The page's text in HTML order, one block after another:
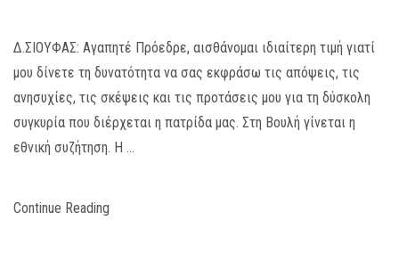
Δ.ΣΙΟΥΦΑΣ: Αγαπητέ Πρόεδρε, αισθάνομαι ιδιαίτερη τιμή γιατί
μου δίνετε τη δυνατότητα να σας εκφράσω τις απόψεις, τις
ανησυχίες, τις σκέψεις και τις προτάσεις μου για τη δύσκολη
συγκυρία που διέρχεται η πατρίδα μας. Στη Βουλή γίνεται η
εθνική συζήτηση. Η …
Continue Reading